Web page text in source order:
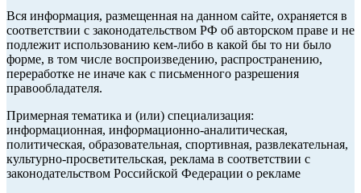
Вся информация, размещенная на данном сайте, охраняется в
соответствии с законодательством РФ об авторском праве и не
подлежит использованию кем-либо в какой бы то ни было
форме, в том числе воспроизведению, распространению,
переработке не иначе как с письменного разрешения
правообладателя.
Примерная тематика и (или) специализация:
информационная, информационно-аналитическая,
политическая, образовательная, спортивная, развлекательная,
культурно-просветительская, реклама в соответствии с
законодательством Российской Федерации о рекламе